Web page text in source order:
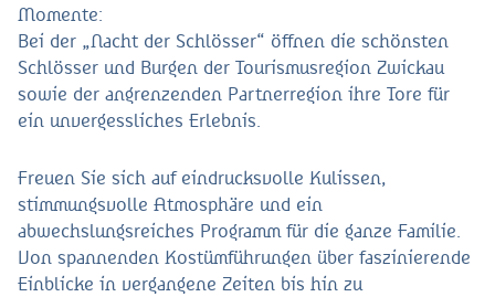
Momente:
Bei der „Nacht der Schlösser“ öffnen die schönsten
Schlösser und Burgen der Tourismusregion Zwickau
sowie der angrenzenden Partnerregion ihre Tore für
ein unvergessliches Erlebnis.
Freuen Sie sich auf eindrucksvolle Kulissen,
stimmungsvolle Atmosphäre und ein
abwechslungsreiches Programm für die ganze Familie.
Von spannenden Kostümführungen über faszinierende
Einblicke in vergangene Zeiten bis hin zu